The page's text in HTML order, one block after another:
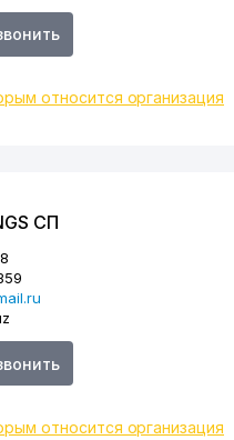
относится организация
СП
относится организация